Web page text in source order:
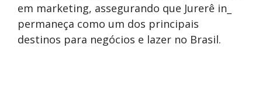
em marketing, assegurando que Jurerê in_
permaneça como um dos principais
destinos para negócios e lazer no Brasil.